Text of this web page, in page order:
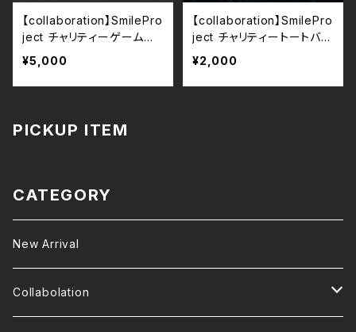
【collaboration】SmilePro
ject チャリティーゲームシ
ャツ
¥5,000
【collaboration】SmilePro
ject チャリティートートバッ
グ
¥2,000
PICKUP ITEM
CATEGORY
New Arrival
Collabolation